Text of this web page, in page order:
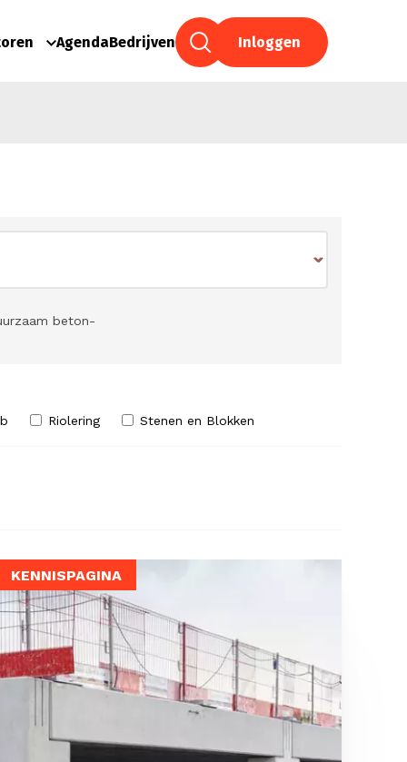
AgendaBedrijven Inloggen
beton-
Riolering Stenen en Blokken
KENNISPAGINA